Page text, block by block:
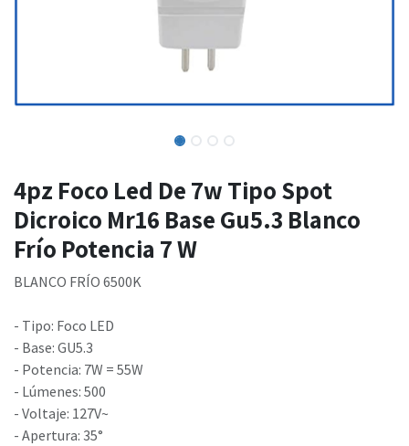
4pz Foco Led De 7w Tipo Spot
Dicroico Mr16 Base Gu5.3 Blanco
Frío Potencia 7 W
BLANCO FRÍO 6500K
- Tipo: Foco LED
- Base: GU5.3
- Potencia: 7W = 55W
- Lúmenes: 500
- Voltaje: 127V~
- Apertura: 35°